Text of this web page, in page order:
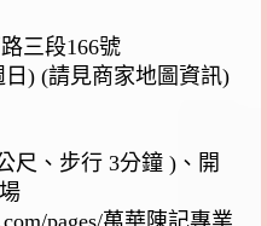
三段166號
) (請見商家地圖資訊)
尺、步行 3分鐘 )、開
pages/萬華陳記專業